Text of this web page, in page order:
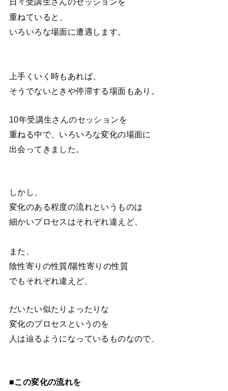
重ねていると、
いろいろな場面に遭遇します。
上手くいく時もあれば、
そうでないときや停滞する場面もあり。
10年受講生さんのセッションを
重ねる中で、いろいろな変化の場面に
出会ってきました。
しかし、
変化のある程度の流れというものは
細かいプロセスはそれぞれ違えど、
また、
陰性寄りの性質/陽性寄りの性質
でもそれぞれ違えど、
だいたい似たりよったりな
変化のプロセスというのを
人は辿るようになっているものなので、
■この変化の流れを